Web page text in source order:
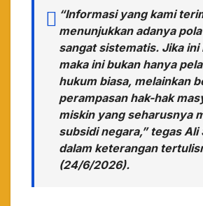
​“Informasi yang kami
menunjukkan adanya
sangat sistematis. Jika ini
maka ini bukan hanya
hukum biasa, melainkan
perampasan hak-hak
miskin yang seharusnya
subsidi negara,” tegas Ali
dalam keterangan
(24/6/2026).